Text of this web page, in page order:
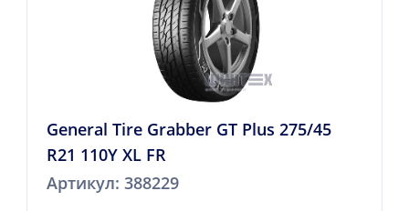
General Tire Grabber GT Plus 275/45
R21 110Y XL FR
Артикул: 388229